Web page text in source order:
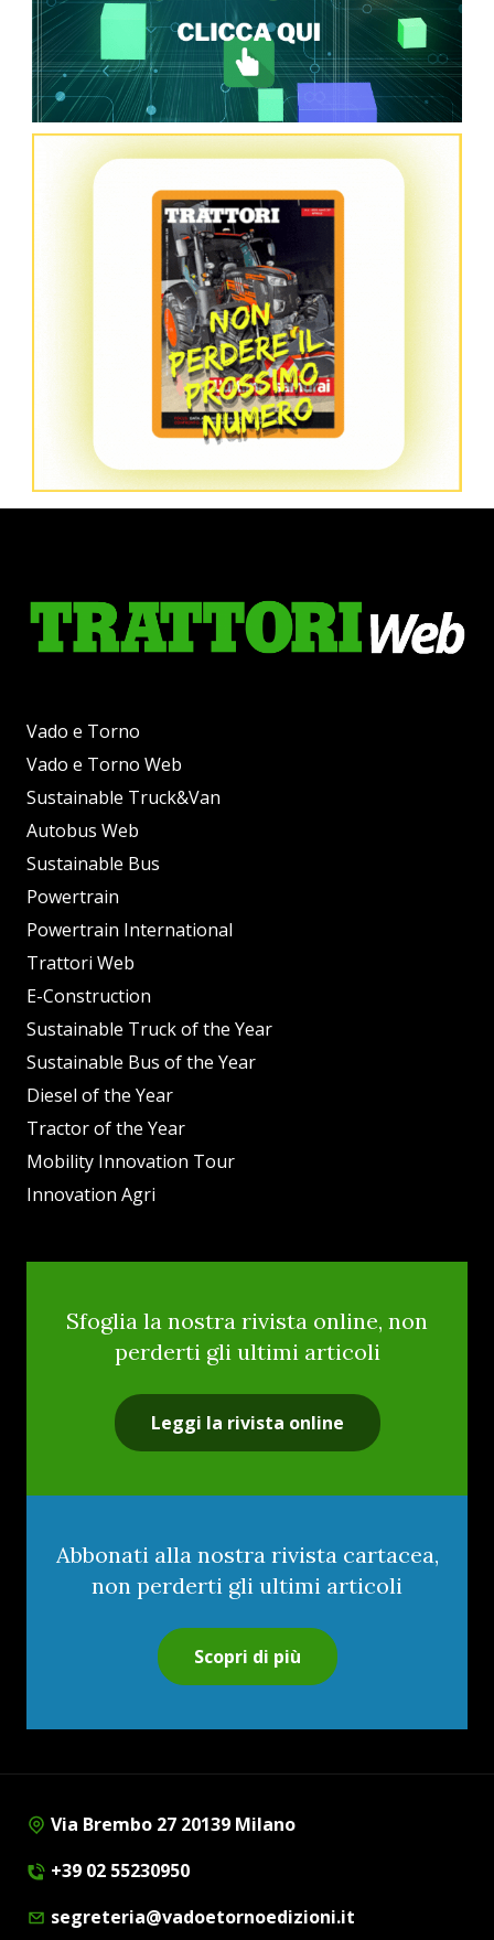
Vado e Torno
Vado e Torno Web
Sustainable Truck&Van
Autobus Web
Sustainable Bus
Powertrain
Powertrain International
Trattori Web
E-Construction
Sustainable Truck of the Year
Sustainable Bus of the Year
Diesel of the Year
Tractor of the Year
Mobility Innovation Tour
Innovation Agri
Sfoglia la nostra rivista online, non
perderti gli ultimi articoli
Leggi la rivista online
Abbonati alla nostra rivista cartacea,
non perderti gli ultimi articoli
Scopri di più
Via Brembo 27 20139 Milano
+39 02 55230950
segreteria@vadoetornoedizioni.it